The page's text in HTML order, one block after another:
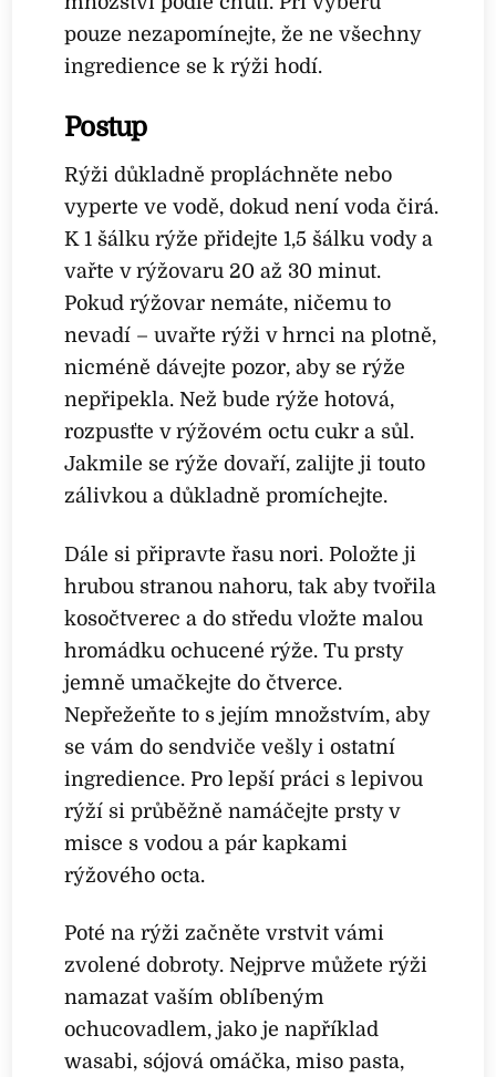
pouze nezapomínejte, že ne všechny
ingredience se k rýži hodí.
Postup
Rýži důkladně propláchněte nebo
vyperte ve vodě, dokud není voda čirá.
K 1 šálku rýže přidejte 1,5 šálku vody a
vařte v rýžovaru 20 až 30 minut.
Pokud rýžovar nemáte, ničemu to
nevadí – uvařte rýži v hrnci na plotně,
nicméně dávejte pozor, aby se rýže
nepřipekla. Než bude rýže hotová,
rozpusťte v rýžovém octu cukr a sůl.
Jakmile se rýže dovaří, zalijte ji touto
zálivkou a důkladně promíchejte.
Dále si připravte řasu nori. Položte ji
hrubou stranou nahoru, tak aby tvořila
kosočtverec a do středu vložte malou
hromádku ochucené rýže. Tu prsty
jemně umačkejte do čtverce.
Nepřežeňte to s jejím množstvím, aby
se vám do sendviče vešly i ostatní
ingredience. Pro lepší práci s lepivou
rýží si průběžně namáčejte prsty v
misce s vodou a pár kapkami
rýžového octa.
Poté na rýži začněte vrstvit vámi
zvolené dobroty. Nejprve můžete rýži
namazat vaším oblíbeným
ochucovadlem, jako je například
wasabi, sójová omáčka, miso pasta,